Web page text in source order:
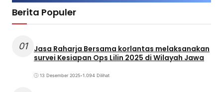
Berita Populer
01
Jasa Raharja Bersama korlantas melaksanakan
survei Kesiapan Ops Lilin 2025 di Wilayah Jawa
13 Desember 2025•1.094 Dilihat